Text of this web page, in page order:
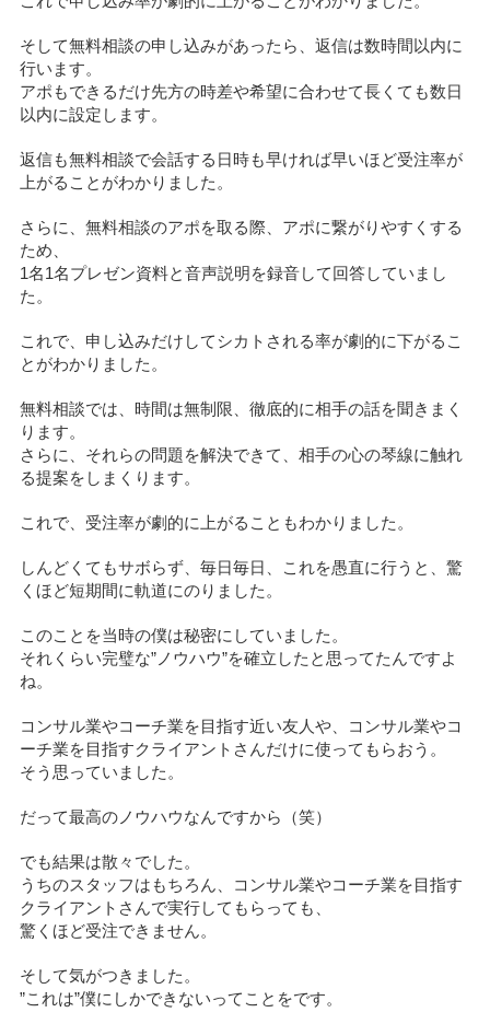
そして無料相談の申し込みがあったら、返信は数時間以内に
行います。
アポもできるだけ先方の時差や希望に合わせて長くても数日
以内に設定します。
返信も無料相談で会話する日時も早ければ早いほど受注率が
上がることがわかりました。
さらに、無料相談のアポを取る際、アポに繋がりやすくする
ため、
1名1名プレゼン資料と音声説明を録音して回答していまし
た。
これで、申し込みだけしてシカトされる率が劇的に下がるこ
とがわかりました。
無料相談では、時間は無制限、徹底的に相手の話を聞きまく
ります。
さらに、それらの問題を解決できて、相手の心の琴線に触れ
る提案をしまくります。
これで、受注率が劇的に上がることもわかりました。
しんどくてもサボらず、毎日毎日、これを愚直に行うと、驚
くほど短期間に軌道にのりました。
このことを当時の僕は秘密にしていました。
それくらい完璧な”ノウハウ”を確立したと思ってたんですよ
ね。
コンサル業やコーチ業を目指す近い友人や、コンサル業やコ
ーチ業を目指すクライアントさんだけに使ってもらおう。
そう思っていました。
だって最高のノウハウなんですから（笑）
でも結果は散々でした。
うちのスタッフはもちろん、コンサル業やコーチ業を目指す
クライアントさんで実行してもらっても、
驚くほど受注できません。
そして気がつきました。
”これは”僕にしかできないってことをです。